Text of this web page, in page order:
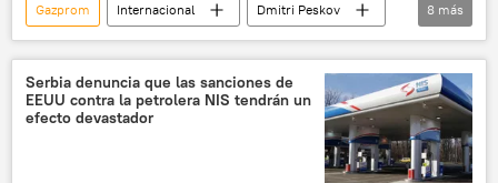
Gazprom Internacional
Dmitri Peskov
Transnistria
Moldavia
gas
Rusia
🌍 Europa
Israel
Hamás
Palestina
8 más
Serbia denuncia que las sanciones de
EEUU contra la petrolera NIS tendrán un
efecto devastador